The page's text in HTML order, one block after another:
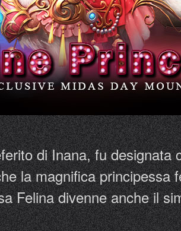
di Inana, fu
la magnifica principessa
Felina divenne anche il